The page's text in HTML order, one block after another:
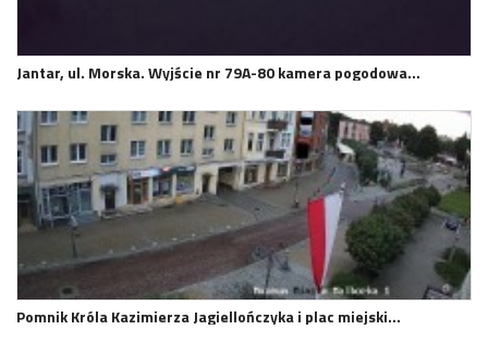
Jantar, ul. Morska. Wyjście nr 79A-80 kamera pogodowa…
Pomnik Króla Kazimierza Jagiellończyka i plac miejski…